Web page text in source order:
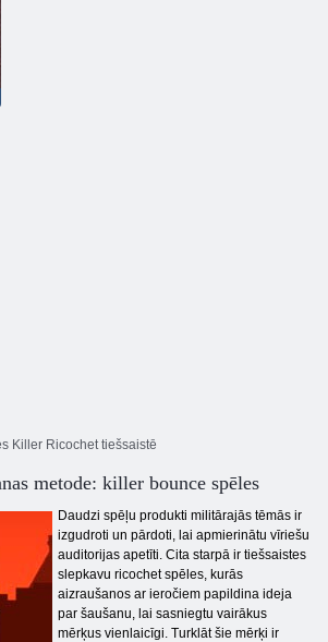
Killer Ricochet tiešsaistē
metode: killer bounce spēles
Daudzi spēļu produkti militārajās tēmās ir
izgudroti un pārdoti, lai apmierinātu vīriešu
auditorijas apetīti. Cita starpā ir tiešsaistes
slepkavu ricochet spēles, kurās
aizraušanos ar ieročiem papildina ideja
par šaušanu, lai sasniegtu vairākus
mērķus vienlaicīgi. Turklāt šie mērķi ir